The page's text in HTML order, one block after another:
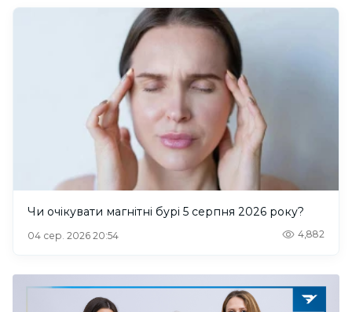
Чи очікувати магнітні бурі 5 серпня 2026 року?
04 сер. 2026 20:54 4,882